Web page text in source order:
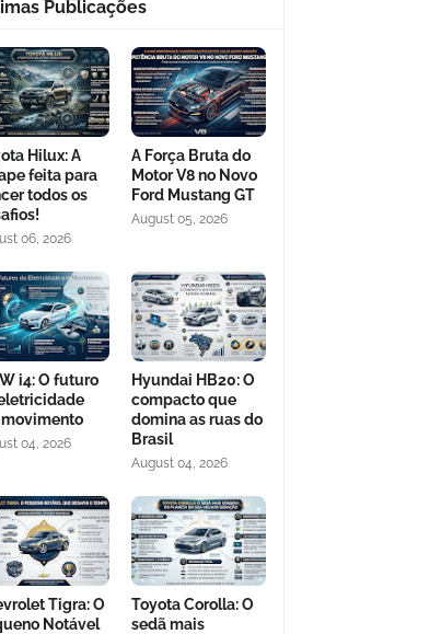
Publicações
Hilux: A
feita para
todos os
06, 2026
A Força Bruta do
Motor V8 no Novo
Ford Mustang GT
August 05, 2026
i4: O futuro
04, 2026
Hyundai HB20: O
compacto que
domina as ruas do
Brasil
August 04, 2026
Tigra: O
Notável
Toyota Corolla: O
sedã mais